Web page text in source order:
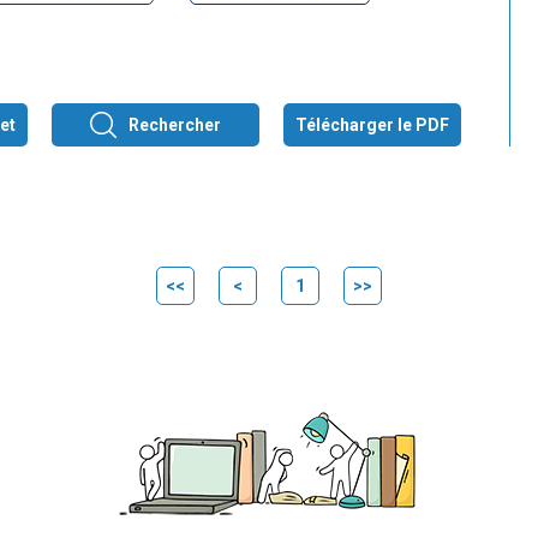
Rechercher Télécharger le PDF
<< < 1 >>